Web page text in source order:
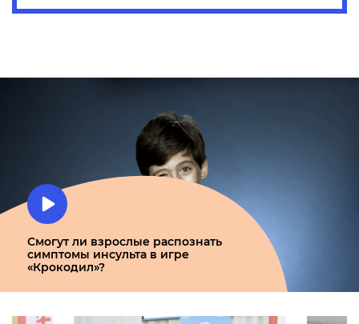
Смогут ли взрослые распознать
симптомы инсульта в игре
«Крокодил»?